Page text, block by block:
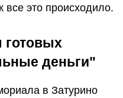
все это происходило.
готовых
деньги"
в Затурино